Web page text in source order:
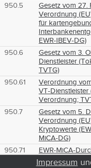
950.5
Gesetz vom 27.
Verordnung
für
EWR-IBEV-DG)
950.6
Gesetz vom 3.
Dienstleister
TVTG)
950.61
Verordnung
VT-
Verordnung;
950.7
Gesetz vom 5.
Verordnung
Kryptowerte
MiCA-DG)
950.71
EWR-MiCA-
vom 14. Januar
Impressum